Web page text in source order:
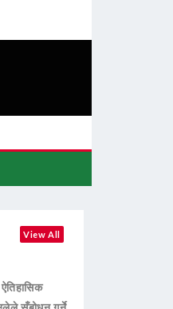
View All